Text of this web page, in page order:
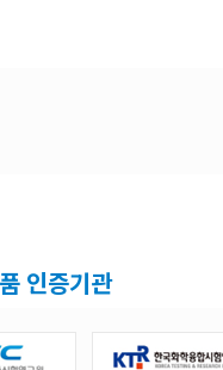
인증기관